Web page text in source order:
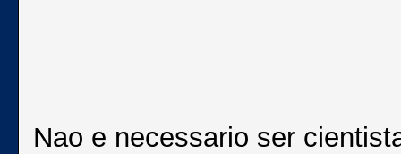
Nao e necessario ser